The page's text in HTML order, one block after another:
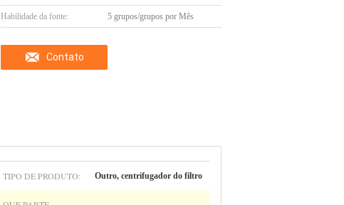
Habilidade da fonte: 5 grupos/grupos por Mês
Contato
TIPO DE PRODUTO: Outro, centrifugador do filtro